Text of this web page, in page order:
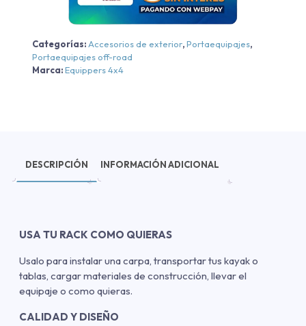
cantidad
Categorías:Accesorios de exterior,Portaequipajes,
Portaequipajes off-road
Marca:Equippers 4x4
DESCRIPCIÓN INFORMACIÓN ADICIONAL
USA TU RACK COMO QUIERAS
Usalo para instalar una carpa, transportar tus kayak o
tablas, cargar materiales de construcción, llevar el
equipaje o como quieras.
CALIDAD Y DISEÑO